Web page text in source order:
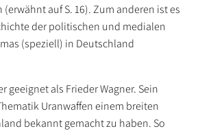
auf S. 16). Zum anderen ist es
der politischen und medialen
(speziell) in Deutschland
geeignet als Frieder Wagner. Sein
Uranwaffen einem breiten
bekannt gemacht zu haben. So